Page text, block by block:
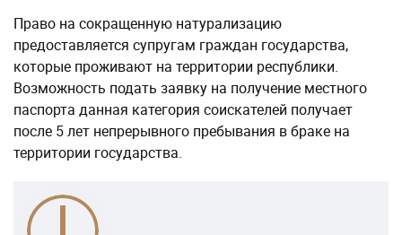
Право на сокращенную натурализацию
предоставляется супругам граждан государства,
которые проживают на территории республики.
Возможность подать заявку на получение местного
паспорта данная категория соискателей получает
после 5 лет непрерывного пребывания в браке на
территории государства.